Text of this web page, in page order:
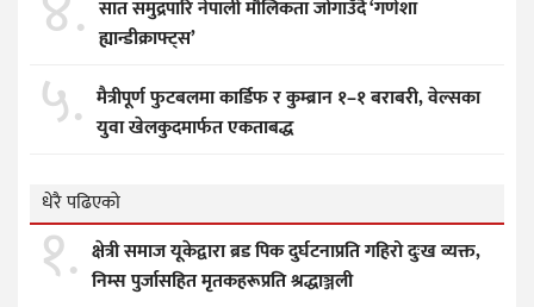
सात समुद्रपारि नेपाली मौलिकता जोगाउँदै ‘गणेशा
ह्यान्डीक्राफ्ट्स’
५. मैत्रीपूर्ण फुटबलमा कार्डिफ र कुम्ब्रान १–१ बराबरी, वेल्सका
युवा खेलकुदमार्फत एकताबद्ध
धेरै पढिएको
१. क्षेत्री समाज यूकेद्वारा ब्रड पिक दुर्घटनाप्रति गहिरो दुःख व्यक्त,
निम्स पुर्जासहित मृतकहरूप्रति श्रद्धाञ्जली